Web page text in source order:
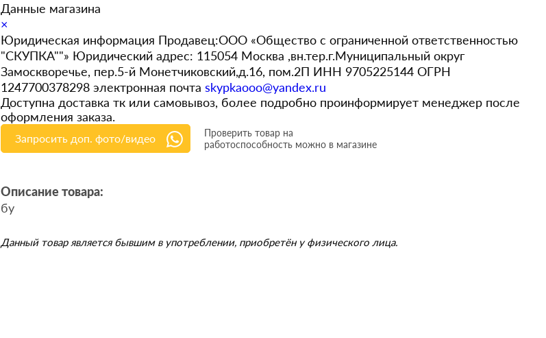
Данные магазина
×
Юридическая информация Продавец:ООО «Общество с ограниченной ответственностью
"СКУПКА""» Юридический адрес: 115054 Москва ,вн.тер.г.Муниципальный округ
Замоскворечье, пер.5-й Монетчиковский,д.16, пом.2П ИНН 9705225144 ОГРН
1247700378298 электронная почта skypkaooo@yandex.ru
Доступна доставка тк или самовывоз, более подробно проинформирует менеджер после
оформления заказа.
Запросить доп. фото/видео
Проверить товар на
работоспособность можно в магазине
Описание товара:
бу
Данный товар является бывшим в употреблении, приобретён у физического лица.